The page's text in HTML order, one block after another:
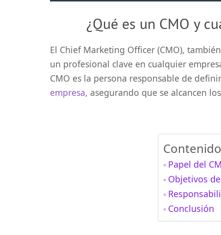
¿Qué es un CMO y
El Chief Marketing Officer (CMO),
un profesional clave en cualquier
CMO es la persona responsable de
empresa, asegurando que se alcancen
Papel del
Objetivos
Conclusión